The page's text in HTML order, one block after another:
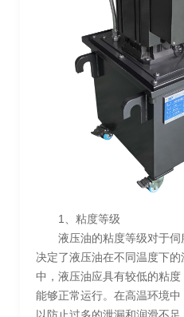
1、粘度等级
液压油的粘度等级对于伺
决定了液压油在不同温度下
中，液压油应具有较低的粘
能够正常运行。在高温环境中